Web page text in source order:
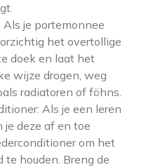
je portemonnee
het overtollige
doek en laat het
wijze drogen, weg
radiatoren of föhns.
Als je een leren
je deze af en toe
om het
te houden. Breng de